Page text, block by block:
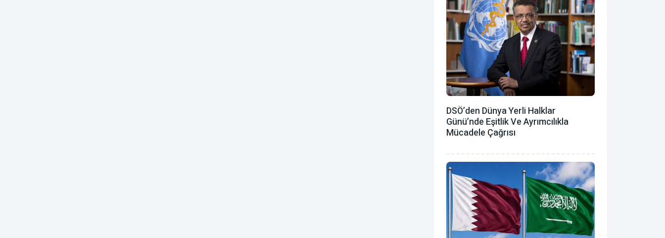
DSÖ’den Dünya Yerli Halklar
Günü’nde Eşitlik Ve Ayrımcılıkla
Mücadele Çağrısı